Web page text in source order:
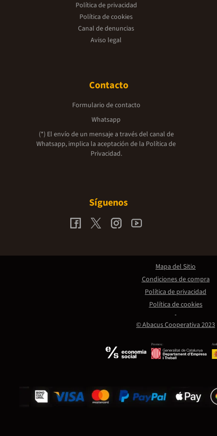
Política de privacidad
Política de cookies
Canal de denuncias
Aviso legal
Contacto
Formulario de contacto
Whatsapp
(*) El envío de un mensaje a través del canal de
Whatsapp, implica la aceptación de la Política de
Privacidad.
Síguenos
Promou:
© Abacus Cooperativa 2023
Mapa del Sitio
Condiciones de compra
Política de privacidad
Política de cookies